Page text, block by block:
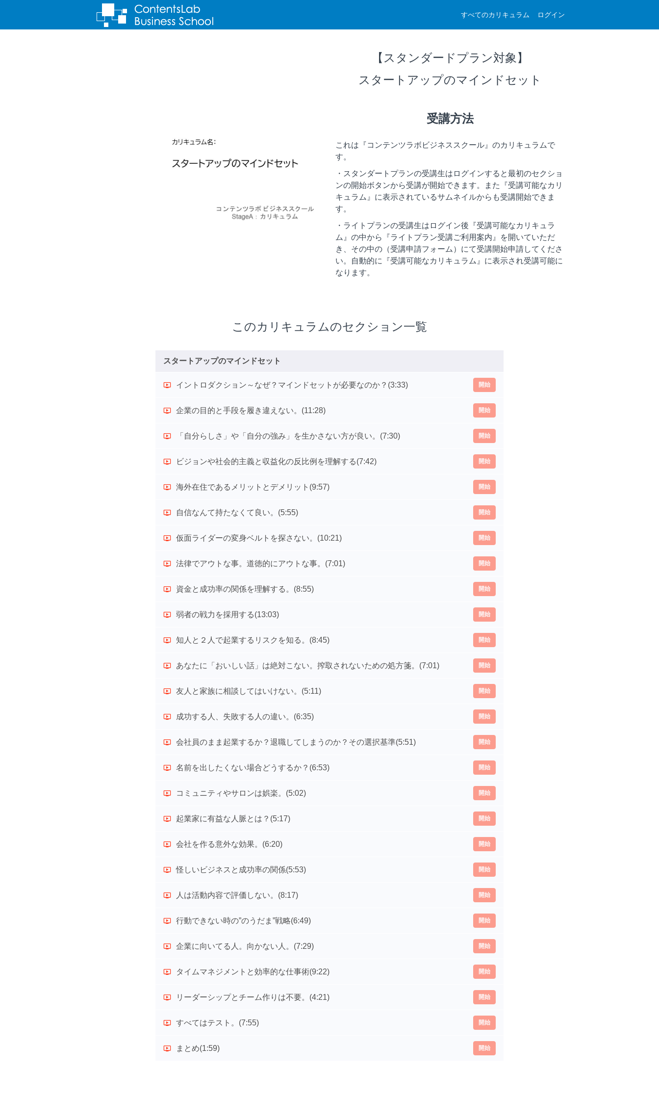
すべてのカリキュラム ログイン
【スタンダードプラン対象】
スタートアップのマインドセット
受講方法
これは『コンテンツラボビジネススクール』のカリキュラムで
す。
・スタンダートプランの受講生はログインすると最初のセクショ
ンの開始ボタンから受講が開始できます。また『受講可能なカリ
キュラム』に表示されているサムネイルからも受講開始できま
す。
・ライトプランの受講生はログイン後『受講可能なカリキュラ
ム』の中から『ライトプラン受講ご利用案内』を開いていただ
き、その中の（受講申請フォーム）にて受講開始申請してくださ
い。自動的に『受講可能なカリキュラム』に表示され受講可能に
なります。
このカリキュラムのセクション一覧
スタートアップのマインドセット
イントロダクション～なぜ？マインドセットが必要なのか？ (3:33) 開始
企業の目的と手段を履き違えない。 (11:28) 開始
「自分らしさ」や「自分の強み」を生かさない方が良い。 (7:30) 開始
ビジョンや社会的主義と収益化の反比例を理解する(7:42) 開始
海外在住であるメリットとデメリット (9:57) 開始
自信なんて持たなくて良い。 (5:55) 開始
仮面ライダーの変身ベルトを探さない。 (10:21) 開始
法律でアウトな事。道徳的にアウトな事。 (7:01) 開始
資金と成功率の関係を理解する。 (8:55) 開始
弱者の戦力を採用する(13:03) 開始
知人と２人で起業するリスクを知る。 (8:45) 開始
あなたに「おいしい話」は絶対こない。搾取されないための処方箋。 (7:01) 開始
友人と家族に相談してはいけない。 (5:11) 開始
成功する人、失敗する人の違い。 (6:35) 開始
会社員のまま起業するか？退職してしまうのか？その選択基準(5:51) 開始
名前を出したくない場合どうするか？ (6:53) 開始
コミュニティやサロンは娯楽。 (5:02) 開始
起業家に有益な人脈とは？ (5:17) 開始
会社を作る意外な効果。 (6:20) 開始
怪しいビジネスと成功率の関係(5:53) 開始
人は活動内容で評価しない。 (8:17) 開始
行動できない時の”のうだま”戦略(6:49) 開始
企業に向いてる人。向かない人。 (7:29) 開始
タイムマネジメントと効率的な仕事術(9:22) 開始
リーダーシップとチーム作りは不要。 (4:21) 開始
すべてはテスト。 (7:55) 開始
まとめ(1:59) 開始